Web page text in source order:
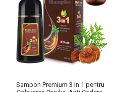
Sampon Premium 3 in 1 pentru